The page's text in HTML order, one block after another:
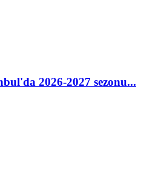
2026-2027 sezonu...